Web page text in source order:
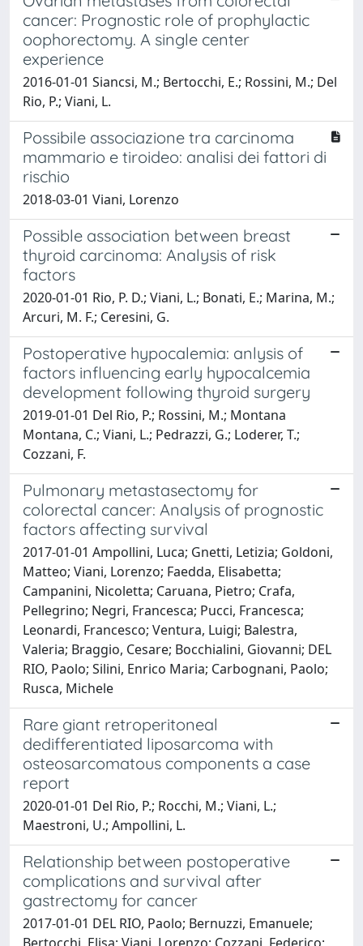
cancer: Prognostic role of prophylactic
oophorectomy. A single center
experience
2016-01-01 Siancsi, M.; Bertocchi, E.; Rossini, M.; Del
Rio, P.; Viani, L.
Possibile associazione tra carcinoma
mammario e tiroideo: analisi dei fattori di
rischio
2018-03-01 Viani, Lorenzo
Possible association between breast
thyroid carcinoma: Analysis of risk
factors
2020-01-01 Rio, P. D.; Viani, L.; Bonati, E.; Marina, M.;
Arcuri, M. F.; Ceresini, G.
Postoperative hypocalemia: anlysis of
factors influencing early hypocalcemia
development following thyroid surgery
2019-01-01 Del Rio, P.; Rossini, M.; Montana
Montana, C.; Viani, L.; Pedrazzi, G.; Loderer, T.;
Cozzani, F.
Pulmonary metastasectomy for
colorectal cancer: Analysis of prognostic
factors affecting survival
2017-01-01 Ampollini, Luca; Gnetti, Letizia; Goldoni,
Matteo; Viani, Lorenzo; Faedda, Elisabetta;
Campanini, Nicoletta; Caruana, Pietro; Crafa,
Pellegrino; Negri, Francesca; Pucci, Francesca;
Leonardi, Francesco; Ventura, Luigi; Balestra,
Valeria; Braggio, Cesare; Bocchialini, Giovanni; DEL
RIO, Paolo; Silini, Enrico Maria; Carbognani, Paolo;
Rusca, Michele
Rare giant retroperitoneal
dedifferentiated liposarcoma with
osteosarcomatous components a case
report
2020-01-01 Del Rio, P.; Rocchi, M.; Viani, L.;
Maestroni, U.; Ampollini, L.
Relationship between postoperative
complications and survival after
gastrectomy for cancer
2017-01-01 DEL RIO, Paolo; Bernuzzi, Emanuele;